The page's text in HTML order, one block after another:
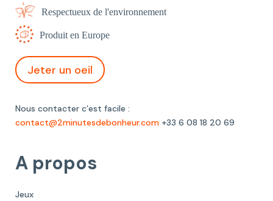
Respectueux de l'environnement
Produit en Europe
Jeter un oeil
Nous contacter c’est facile :
contact@2minutesdebonheur.com +33 6 08 18 20 69
A propos
Jeux